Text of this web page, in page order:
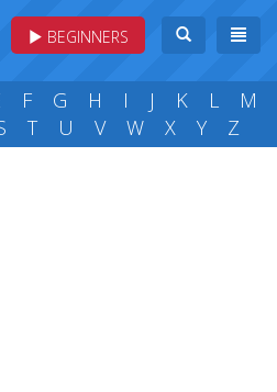
BEGINNERS
F G H I J K L
M
T U V W X Y Z